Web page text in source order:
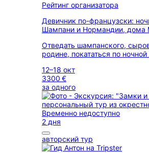
Рейтинг организатора
Девичник по-французски:
Шампани и Нормандии, дома
Отведать шампанского,
родине, покататься по
12–18 окт
3300 €
за одного
Временно недоступно
2 дня
авторский тур